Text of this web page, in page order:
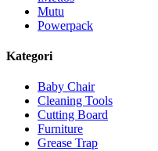
Mutu
Powerpack
Kategori
Baby Chair
Cleaning Tools
Cutting Board
Furniture
Grease Trap